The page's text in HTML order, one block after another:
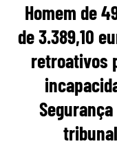
Homem de
de 3.389,10
retroativos